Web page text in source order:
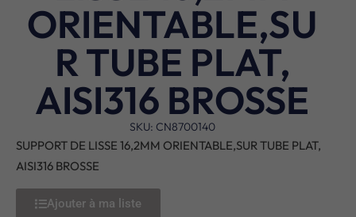
ORIENTABLE,SU
R TUBE PLAT,
AISI316 BROSSE
SKU: CN8700140
SUPPORT DE LISSE 16,2MM ORIENTABLE,SUR TUBE PLAT,
AISI316 BROSSE
Ajouter à ma liste